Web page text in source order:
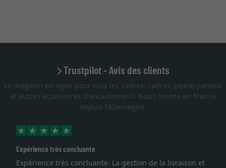
Trustpilot - Avis des clients
Le magasin en ligne pour tous les cadres: cadres, passe-partout
et autres accessoires d'encadrement. Nous livrons en France
depuis l'Allemagne.
Excellent
Je recherchais un cadre sur mesure pour une